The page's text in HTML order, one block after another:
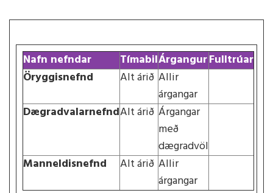
Nafn nefndar TímabilÁrgangurFulltrúar
Öryggisnefnd
Alt árið Allir
árgangar
DægradvalarnefndAlt árið Árgangar
með
dægradvöl
Manneldisnefnd
Alt árið Allir
árgangar